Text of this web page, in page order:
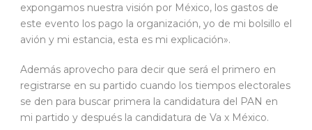
expongamos nuestra visión por México, los gastos de
este evento los pago la organización, yo de mi bolsillo el
avión y mi estancia, esta es mi explicación».
Además aprovecho para decir que será el primero en
registrarse en su partido cuando los tiempos electorales
se den para buscar primera la candidatura del PAN en
mi partido y después la candidatura de Va x México.